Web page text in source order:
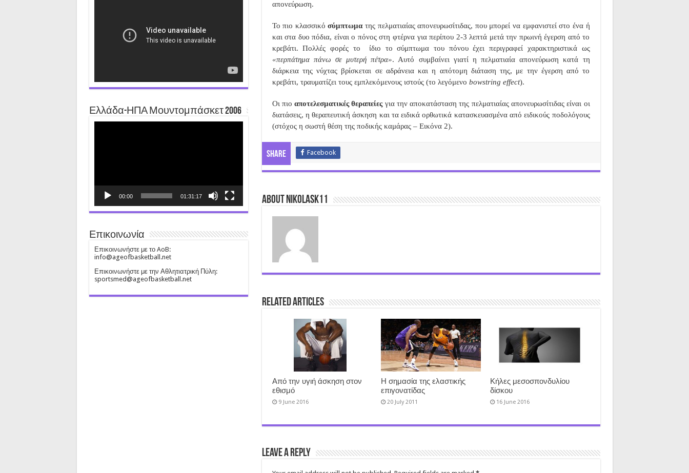
απονεύρωση.
Το πιο κλασσικόσύμπτωμα της πελματιαίας απονευρωσίτιδας, που μπορεί να εμφανιστεί στο ένα ή
και στα δυο πόδια, είναι ο πόνος στη φτέρνα για περίπου 2-3 λεπτά μετά την πρωινή έγερση από το
κρεβάτι. Πολλές φορές το
ίδιο το σύμπτωμα του πόνου έχει περιγραφεί χαρακτηριστικά ως
«περπάτημα πάνω σε μυτερή πέτρα». Αυτό συμβαίνει γιατί η πελματιαία απονεύρωση κατά τη
διάρκεια της νύχτας βρίσκεται σε αδράνεια και η απότομη διάταση της, με την έγερση από το
κρεβάτι, τραυματίζει τους εμπλεκόμενους ιστούς (το λεγόμενο bowstring effect).
Οι πιοαποτελεσματικές θεραπείεςγια την αποκατάσταση της πελματιαίας απονευρωσίτιδας είναι οι
διατάσεις, η θεραπευτική άσκηση και τα ειδικά ορθωτικά κατασκευασμένα από ειδικούς ποδολόγους
(στόχος η σωστή θέση της ποδικής καμάρας – Εικόνα 2).
Share Facebook
About nikolask11
Related Articles
Από την υγιή άσκηση στον
εθισμό
9 June 2016
Η σημασία της ελαστικής
επιγονατίδας
20 July 2011
Κήλες μεσοσπονδυλίου
δίσκου
16 June 2016
Leave a Reply
Ελλάδα-ΗΠΑ Μουντομπάσκετ 2006
00:00 01:31:17
Επικοινωνία
Επικοινωνήστε με το AoB:
info@ageofbasketball.net
Επικοινωνήστε με την Αθλητιατρική Πύλη:
sportsmed@ageofbasketball.net